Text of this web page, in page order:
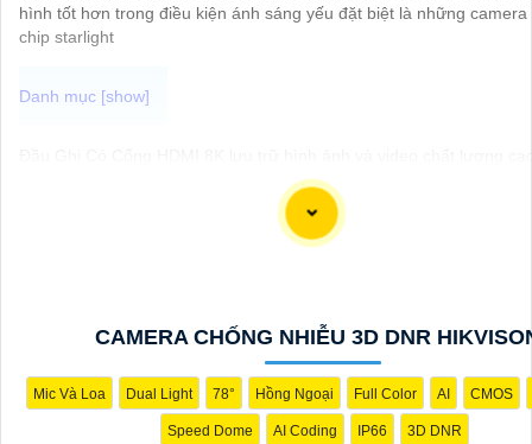
hình tốt hơn trong điều kiện ánh sáng yếu đặt biệt là những
chip starlight
này đem đến hình ảnh sắc nét, chi tiết và phân giải cao, giúp bạn
mọi diễn biến một cách rõ ràng và chính xác. Bên cạnh đó là khả
trữ hình ảnh chất lượng mang lại sự dễ dàng trong việc quản lý và
CAMERA CHỐNG NHIỄU 3D DNR
Mic Và Loa Dual Light 78° Hồng Ngoại Full Color AI CMOS
Speed Dome AI Coding IP66 3D DNR